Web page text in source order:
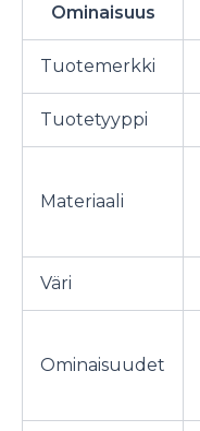
Ominaisuus
Tuotemerkki
Tuotetyyppi
Materiaali
Väri
Ominaisuudet